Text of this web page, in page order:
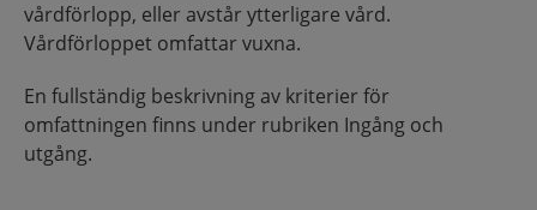
vårdförlopp, eller avstår ytterligare vård.
Vårdförloppet omfattar vuxna.
En fullständig beskrivning av kriterier för
omfattningen finns under rubriken Ingång och
utgång.